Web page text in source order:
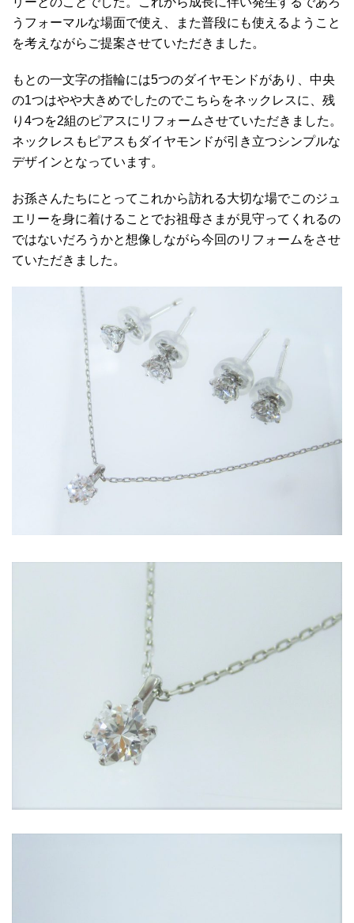
うフォーマルな場面で使え、また普段にも使えるようこと
を考えながらご提案させていただきました。
もとの一文字の指輪には5つのダイヤモンドがあり、中央
の1つはやや大きめでしたのでこちらをネックレスに、残
り4つを2組のピアスにリフォームさせていただきました。
ネックレスもピアスもダイヤモンドが引き立つシンプルな
デザインとなっています。
お孫さんたちにとってこれから訪れる大切な場でこのジュ
エリーを身に着けることでお祖母さまが見守ってくれるの
ではないだろうかと想像しながら今回のリフォームをさせ
ていただきました。